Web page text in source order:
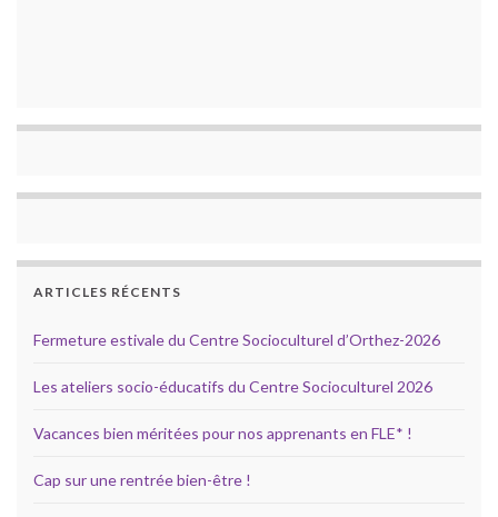
ARTICLES RÉCENTS
Fermeture estivale du Centre Socioculturel d’Orthez-2026
Les ateliers socio-éducatifs du Centre Socioculturel 2026
Vacances bien méritées pour nos apprenants en FLE* !
Cap sur une rentrée bien-être !